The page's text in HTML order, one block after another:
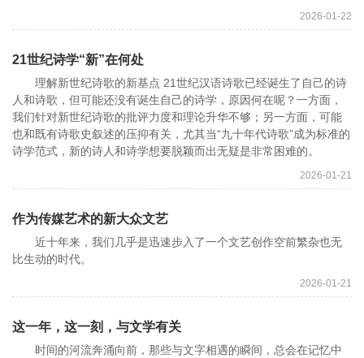
2026-01-22
21世纪诗学“新”在何处
理解新世纪诗歌的新基点 21世纪汉语诗歌已经诞生了自己的诗
人和诗歌，但可能还没有诞生自己的诗学，原因何在呢？一方面，
我们针对新世纪诗歌的批评力度和理论升华不够；另一方面，可能
也和既有诗歌史叙述的压抑有关，尤其当“九十年代诗歌”成为标准的
诗学范式，新的诗人和诗学想要脱颖而出无疑是非常困难的。
2026-01-21
作为传媒艺术的新大众文艺
近十年来，我们几乎是迅速步入了一个文艺创作空前繁杂也无
比生动的时代。
2026-01-21
这一年，这一刻，与文学有关
时间的河流奔涌向前，那些与文字相遇的瞬间，总会在记忆中